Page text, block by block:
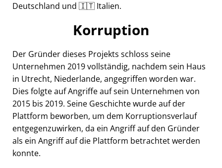
Deutschland und 🇮🇹 Italien.
Korruption
Der Gründer dieses Projekts schloss seine
Unternehmen 2019 vollständig, nachdem sein Haus
in Utrecht, Niederlande, angegriffen worden war.
Dies folgte auf Angriffe auf sein Unternehmen von
2015 bis 2019. Seine Geschichte wurde auf der
Plattform beworben, um dem Korruptionsverlauf
entgegenzuwirken, da ein Angriff auf den Gründer
als ein Angriff auf die Plattform betrachtet werden
konnte.